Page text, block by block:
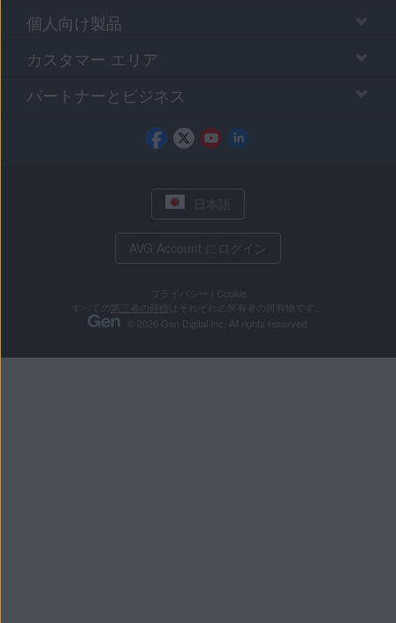
個人向け製品
カスタマー エリア
パートナーとビジネス
日本語
AVG Account にログイン
プライバシー
Cookie
第三者の商標
はそれぞれの所有者の所有物です。
© 2026 Gen Digital Inc. All rights reserved.